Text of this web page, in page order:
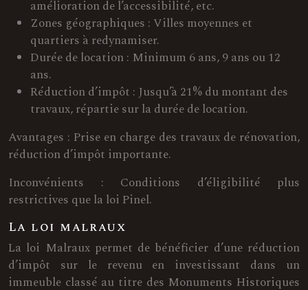
amélioration de l’accessibilité, etc.
Zones géographiques : Villes moyennes et
quartiers à redynamiser.
Durée de location : Minimum 6 ans, 9 ans ou 12
ans.
Réduction d’impôt : Jusqu’à 21% du montant des
travaux, répartie sur la durée de location.
Avantages : Prise en charge des travaux de rénovation,
réduction d’impôt importante.
Inconvénients : Conditions d’éligibilité plus
restrictives que la loi Pinel.
La loi malraux
La loi Malraux permet de bénéficier d’une réduction
d’impôt sur le revenu en investissant dans un
immeuble classé au titre des Monuments Historiques